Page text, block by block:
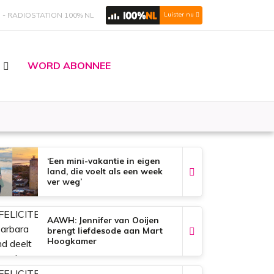
RADIOSTATION 100% NL Luister nu
WORD ABONNEE
‘Een mini-vakantie in eigen
land, die voelt als een week
ver weg’
AAWH: Jennifer van Ooijen
brengt liefdesode aan Mart
Hoogkamer